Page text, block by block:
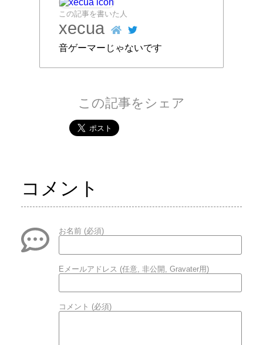
この記事を書いた人
xecua
音ゲーマーじゃないです
この記事をシェア